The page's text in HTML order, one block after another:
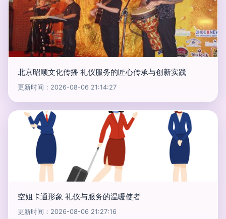
北京昭顺文化传播 礼仪服务的匠心传承与创新实践
更新时间：2026-08-06 21:14:27
空姐卡通形象 礼仪与服务的温暖使者
更新时间：2026-08-06 21:27:16